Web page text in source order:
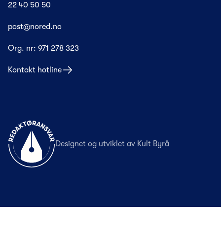
22 40 50 50
post@nored.no
Org. nr: 971 278 323
Kontakt hotline
Til forsiden
Designet og utviklet av Kult Byrå